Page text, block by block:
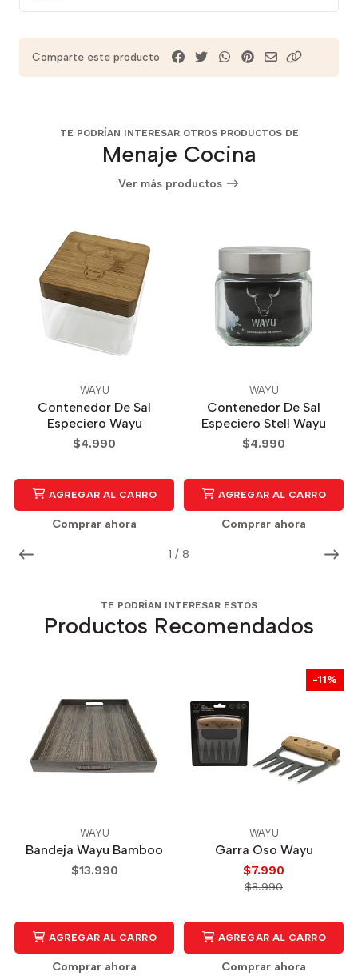
Comparte este producto
TE PODRÍAN INTERESAR OTROS PRODUCTOS DE
Menaje Cocina
Ver más productos
1 / 8
WAYU
Contenedor De Sal
Especiero Wayu
$4.990
AGREGAR AL CARRO
Comprar ahora
WAYU
Contenedor De Sal
Especiero Stell Wayu
$4.990
AGREGAR AL CARRO
Comprar ahora
TE PODRÍAN INTERESAR ESTOS
Productos Recomendados
WAYU
Bandeja Wayu Bamboo
$13.990
AGREGAR AL CARRO
Comprar ahora
-11%
WAYU
Garra Oso Wayu
$7.990
$8.990
AGREGAR AL CARRO
Comprar ahora